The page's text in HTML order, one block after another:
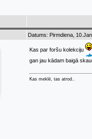
Datums: Pirmdiena,
Kas par foršu kolekciju
gan jau kādam baigā
Kas meklē, tas atrod..